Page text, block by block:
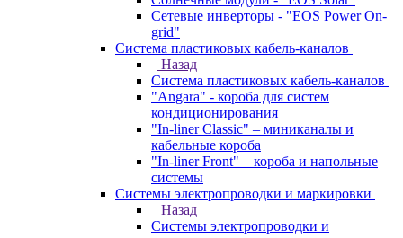
Сетевые инверторы - "EOS Power On-
grid"
Система пластиковых кабель-каналов
Назад
Система пластиковых кабель-каналов
"Angara" - короба для систем
кондиционирования
"In-liner Classic" – миниканалы и
кабельные короба
"In-liner Front" – короба и напольные
системы
Системы электропроводки и маркировки
Назад
Системы электропроводки и